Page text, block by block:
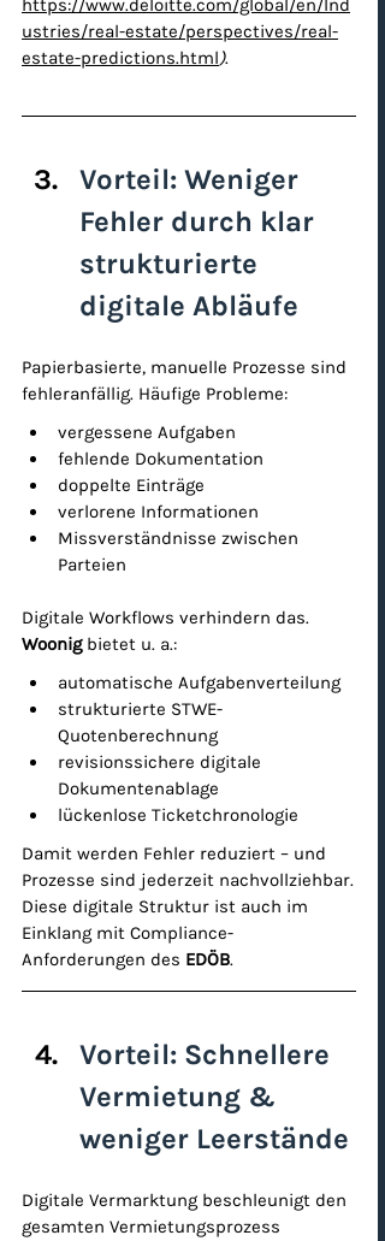
https://www.deloitte.com/global/en/Ind
ustries/real-estate/perspectives/real-
estate-predictions.html).
Vorteil: Weniger
Fehler durch klar
strukturierte
digitale Abläufe
Papierbasierte, manuelle Prozesse sind
fehleranfällig. Häufige Probleme:
vergessene Aufgaben
fehlende Dokumentation
doppelte Einträge
verlorene Informationen
Missverständnisse zwischen
Parteien
Digitale Workflows verhindern das.
Woonig bietet u. a.:
automatische Aufgabenverteilung
strukturierte STWE-
Quotenberechnung
revisionssichere digitale
Dokumentenablage
lückenlose Ticketchronologie
Damit werden Fehler reduziert – und
Prozesse sind jederzeit nachvollziehbar.
Diese digitale Struktur ist auch im
Einklang mit Compliance-
Anforderungen des EDÖB.
Vorteil: Schnellere
Vermietung &
weniger Leerstände
Digitale Vermarktung beschleunigt den
gesamten Vermietungsprozess